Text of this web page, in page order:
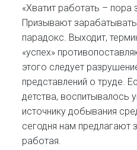
«Хватит работать – пора
Призывают
парадокс. Выходит,
«успех»
этого следует
представлений о труде.
детства, воспитывалось
источнику добывания
сегодня нам предлагают
работая.